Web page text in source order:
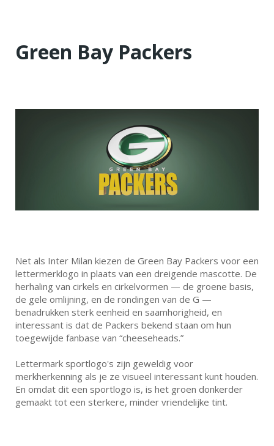
Green Bay Packers
Net als Inter Milan kiezen de Green Bay Packers voor een
lettermerklogo in plaats van een dreigende mascotte. De
herhaling van cirkels en cirkelvormen — de groene basis,
de gele omlijning, en de rondingen van de G —
benadrukken sterk eenheid en saamhorigheid, en
interessant is dat de Packers bekend staan om hun
toegewijde fanbase van “cheeseheads.”
Lettermark sportlogo's zijn geweldig voor
merkherkenning als je ze visueel interessant kunt houden.
En omdat dit een sportlogo is, is het groen donkerder
gemaakt tot een sterkere, minder vriendelijke tint.